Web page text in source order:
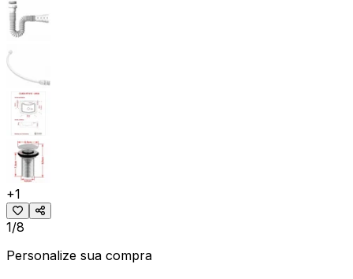
+1
1/8
Personalize sua compra